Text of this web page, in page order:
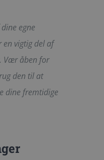
egne
vigtig del af
Vær åben for
den til at
dine fremtidige